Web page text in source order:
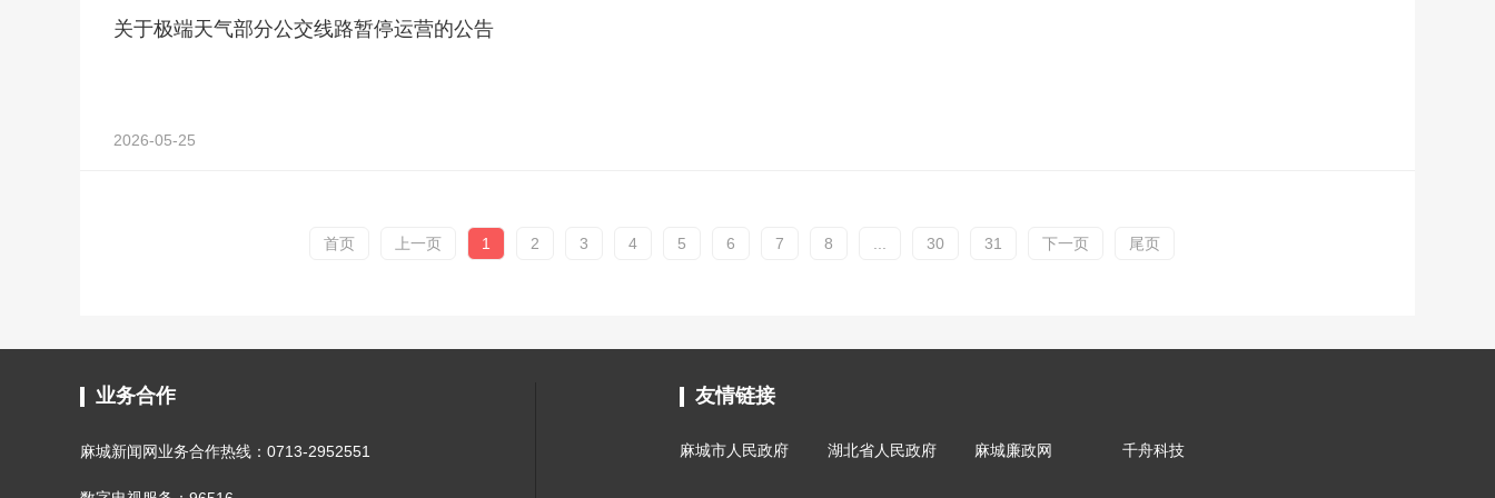
关于极端天气部分公交线路暂停运营的公告
2026-05-25
首页 上一页 1 2 3 4 5 6 7 8 30 31 下一页 尾页
业务合作
麻城新闻网业务合作热线：0713-2952551
友情链接
麻城市人民政府 湖北省人民政府 麻城廉政网 千舟科技